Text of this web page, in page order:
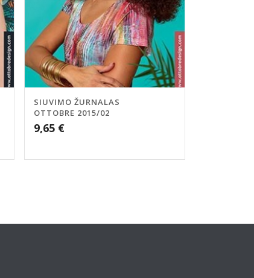
SIUVIMO ŽURNALAS
OTTOBRE 2015/02
9,65 €